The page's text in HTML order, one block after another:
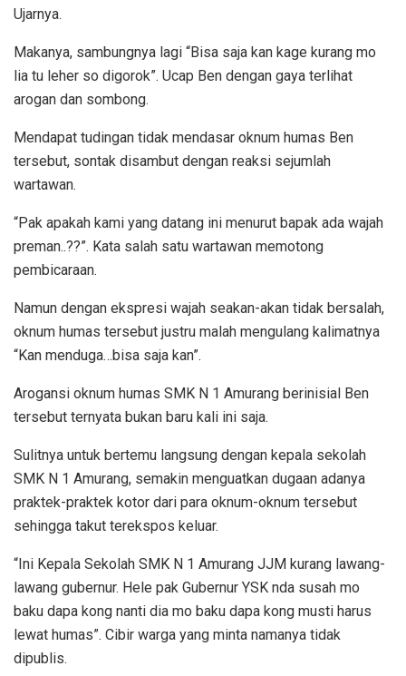
Ujarnya.
Makanya, sambungnya lagi “Bisa saja kan kage kurang mo
lia tu leher so digorok”. Ucap Ben dengan gaya terlihat
arogan dan sombong.
Mendapat tudingan tidak mendasar oknum humas Ben
tersebut, sontak disambut dengan reaksi sejumlah
wartawan.
“Pak apakah kami yang datang ini menurut bapak ada wajah
preman..??”. Kata salah satu wartawan memotong
pembicaraan.
Namun dengan ekspresi wajah seakan-akan tidak bersalah,
oknum humas tersebut justru malah mengulang kalimatnya
“Kan menduga…bisa saja kan”.
Arogansi oknum humas SMK N 1 Amurang berinisial Ben
tersebut ternyata bukan baru kali ini saja.
Sulitnya untuk bertemu langsung dengan kepala sekolah
SMK N 1 Amurang, semakin menguatkan dugaan adanya
praktek-praktek kotor dari para oknum-oknum tersebut
sehingga takut terekspos keluar.
“Ini Kepala Sekolah SMK N 1 Amurang JJM kurang lawang-
lawang gubernur. Hele pak Gubernur YSK nda susah mo
baku dapa kong nanti dia mo baku dapa kong musti harus
lewat humas”. Cibir warga yang minta namanya tidak
dipublis.